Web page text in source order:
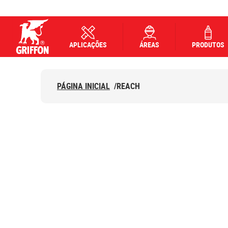
APLICAÇÕES ÁREAS PRODUTOS
PÁGINA INICIAL /REACH